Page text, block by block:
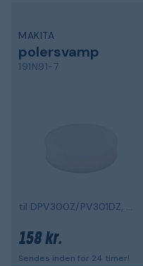
MAKITA
polersvamp
191N91-7
til DPV300Z/PV301DZ, 80 mm
158 kr.
Sendes inden for 24 timer!